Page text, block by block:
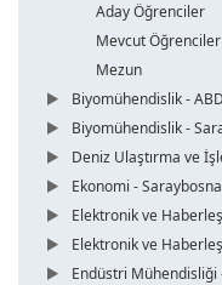
Aday Öğrenciler
Mevcut Öğrenciler
Mezun
Biyomühendislik - ABD
Biyomühendislik -
Deniz Ulaştırma ve
Ekonomi - Saraybosna
Elektronik ve
Elektronik ve
Endüstri Mühendisliği